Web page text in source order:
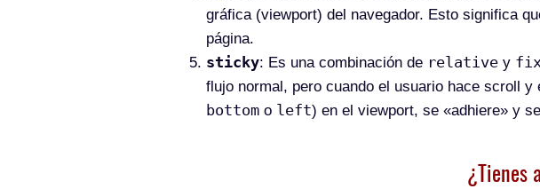
gráfica (viewport) del navegador. Esto significa
página.
sticky: Es una combinación de relative y
flujo normal, pero cuando el usuario hace scroll
bottom o left) en el viewport, se «adhiere» y
¿Tienes